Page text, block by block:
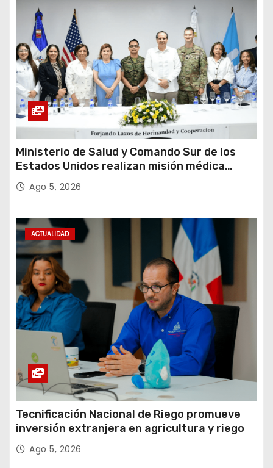
r
a
d
a
s
Ministerio de Salud y Comando Sur de los
Estados Unidos realizan misión médica
Amistad 2026 en La Vega
Ago 5, 2026
ACTUALIDAD
Tecnificación Nacional de Riego promueve
inversión extranjera en agricultura y riego
Ago 5, 2026